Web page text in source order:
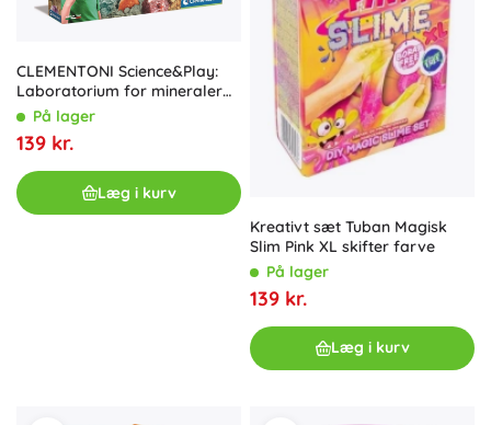
CLEMENTONI Science&Play:
Laboratorium for mineraler
og geoder
På lager
139 kr.
Læg i kurv
Kreativt sæt Tuban Magisk
Slim Pink XL skifter farve
På lager
139 kr.
Læg i kurv